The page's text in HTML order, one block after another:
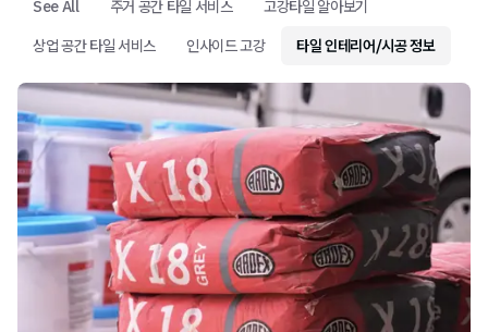
See All 주거 공간 타일 서비스
고강타일 알아보기
상업 공간 타일 서비스
인사이드 고강 타일 인테리어/시공 정보